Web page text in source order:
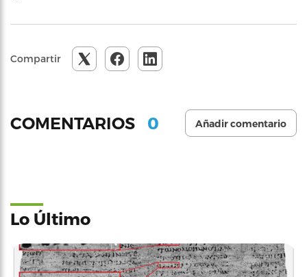
Compartir
COMENTARIOS 0 Añadir comentario
Lo Último